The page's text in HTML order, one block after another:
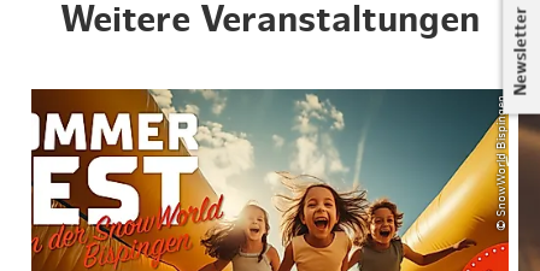
Newsletter
Weitere Veranstaltungen
© SnowWorld Bispingen